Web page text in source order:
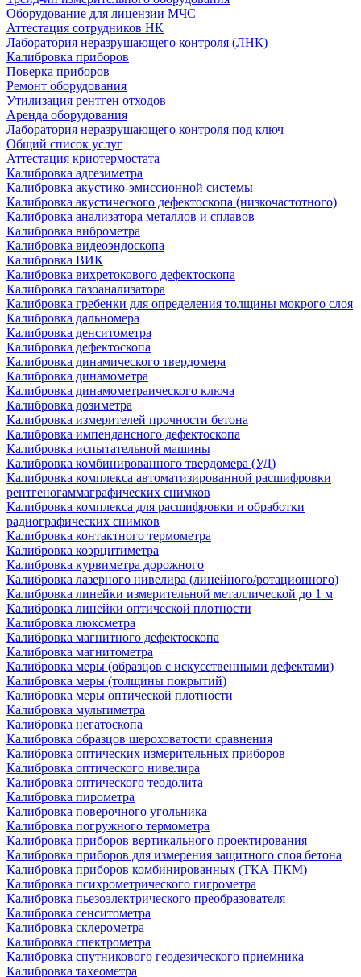
Оборудование для лицензии МЧС
Аттестация сотрудников НК
Лаборатория неразрушающего контроля (ЛНК)
Калибровка приборов
Поверка приборов
Ремонт оборудования
Утилизация рентген отходов
Аренда оборудования
Лаборатория неразрушающего контроля под ключ
Общий список услуг
Аттестация криотермостата
Калибровка адгезиметра
Калибровка акустико-эмиссионной системы
Калибровка акустического дефектоскопа (низкочастотного)
Калибровка анализатора металлов и сплавов
Калибровка виброметра
Калибровка видеоэндоскопа
Калибровка ВИК
Калибровка вихретокового дефектоскопа
Калибровка газоанализатора
Калибровка гребенки для определения толщины мокрого слоя
Калибровка дальномера
Калибровка денситометра
Калибровка дефектоскопа
Калибровка динамического твердомера
Калибровка динамометра
Калибровка динамометраического ключа
Калибровка дозиметра
Калибровка измерителей прочности бетона
Калибровка импендансного дефектоскопа
Калибровка испытательной машины
Калибровка комбинированного твердомера (УД)
Калибровка комплекса автоматизированной расшифровки
рентгеногаммаграфических снимков
Калибровка комплекса для расшифровки и обработки
радиографических снимков
Калибровка контактного термометра
Калибровка коэрцитиметра
Калибровка курвиметра дорожного
Калибровка лазерного нивелира (линейного/ротационного)
Калибровка линейки измерительной металлической до 1 м
Калибровка линейки оптической плотности
Калибровка люксметра
Калибровка магнитного дефектоскопа
Калибровка магнитометра
Калибровка меры (образцов с искусственными дефектами)
Калибровка меры (толщины покрытий)
Калибровка меры оптической плотности
Калибровка мультиметра
Калибровка негатоскопа
Калибровка образцов шероховатости сравнения
Калибровка оптических измерительных приборов
Калибровка оптического нивелира
Калибровка оптического теодолита
Калибровка пирометра
Калибровка поверочного угольника
Калибровка погружного термометра
Калибровка приборов вертикального проектирования
Калибровка приборов для измерения защитного слоя бетона
Калибровка приборов комбинированных (ТКА-ПКМ)
Калибровка психрометрического гигрометра
Калибровка пьезоэлектрического преобразователя
Калибровка сенситометра
Калибровка склерометра
Калибровка спектрометра
Калибровка спутникового геодезического приемника
Калибровка тахеометра